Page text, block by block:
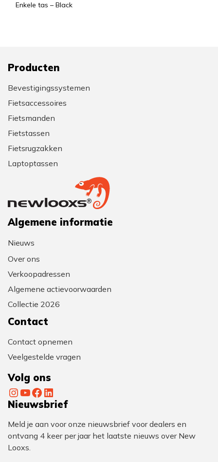
Enkele tas – Black
Producten
Bevestigingssystemen
Fietsaccessoires
Fietsmanden
Fietstassen
Fietsrugzakken
Laptoptassen
Algemene informatie
Nieuws
Over ons
Verkoopadressen
Algemene actievoorwaarden
Collectie 2026
Contact
Contact opnemen
Veelgestelde vragen
Volg ons
InstagramYouTube Facebook LinkedIn
Nieuwsbrief
Meld je aan voor onze nieuwsbrief voor dealers en
ontvang 4 keer per jaar het laatste nieuws over New
Looxs.